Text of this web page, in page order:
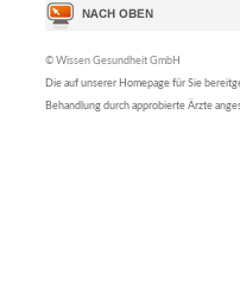
© Wissen Gesundheit GmbH
Die auf unserer Homepage für Sie
Behandlung durch approbierte Ärzte